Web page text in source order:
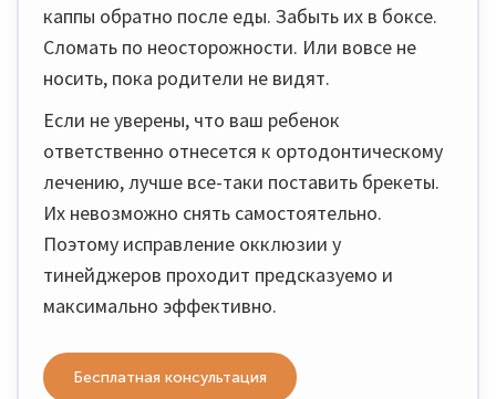
каппы обратно после еды. Забыть их в боксе.
Сломать по неосторожности. Или вовсе не
носить, пока родители не видят.
Если не уверены, что ваш ребенок
ответственно отнесется к ортодонтическому
лечению, лучше все-таки поставить брекеты.
Их невозможно снять самостоятельно.
Поэтому исправление окклюзии у
тинейджеров проходит предсказуемо и
максимально эффективно.
Бесплатная консультация